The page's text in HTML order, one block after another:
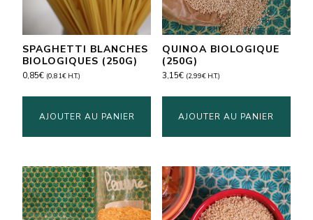
SPAGHETTI BLANCHES
BIOLOGIQUES (250G)
0,85€ (0,81€ H.T.)
AJOUTER AU PANIER
QUINOA BIOLOGIQUE
(250G)
3,15€ (2,99€H.T.)
AJOUTER AU PANIER